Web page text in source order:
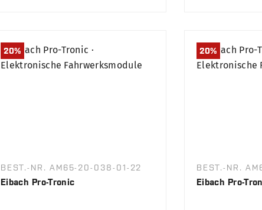
20%
BEST.-NR. AM65-20-038-01-22
Eibach Pro-Tronic
20%
BEST.-NR.
Eibach Pro-